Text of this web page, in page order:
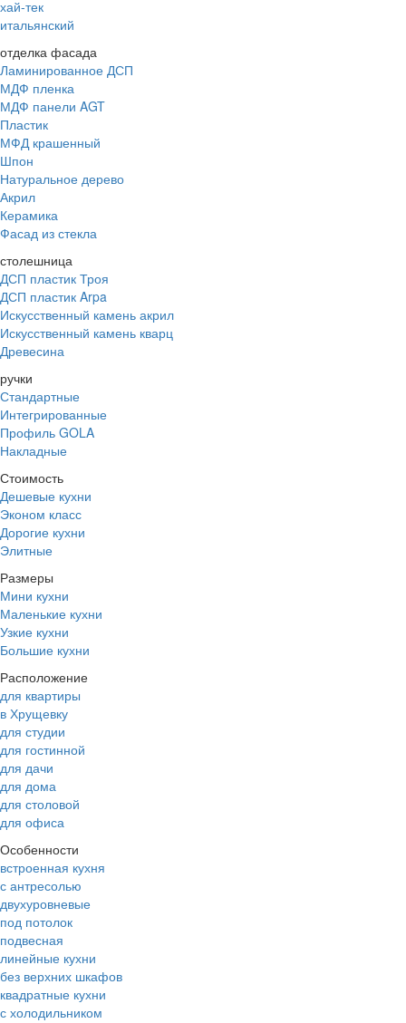
хай-тек
итальянский
отделка фасада
Ламинированное ДСП
МДФ пленка
МДФ панели AGT
Пластик
МФД крашенный
Шпон
Натуральное дерево
Акрил
Керамика
Фасад из стекла
столешница
ДСП пластик Троя
ДСП пластик Arpa
Искусственный камень акрил
Искусственный камень кварц
Древесина
ручки
Стандартные
Интегрированные
Профиль GOLA
Накладные
Стоимость
Дешевые кухни
Эконом класс
Дорогие кухни
Элитные
Размеры
Мини кухни
Маленькие кухни
Узкие кухни
Большие кухни
Расположение
для квартиры
в Хрущевку
для студии
для гостинной
для дачи
для дома
для столовой
для офиса
Особенности
встроенная кухня
с антресолью
двухуровневые
под потолок
подвесная
линейные кухни
без верхних шкафов
квадратные кухни
с холодильником